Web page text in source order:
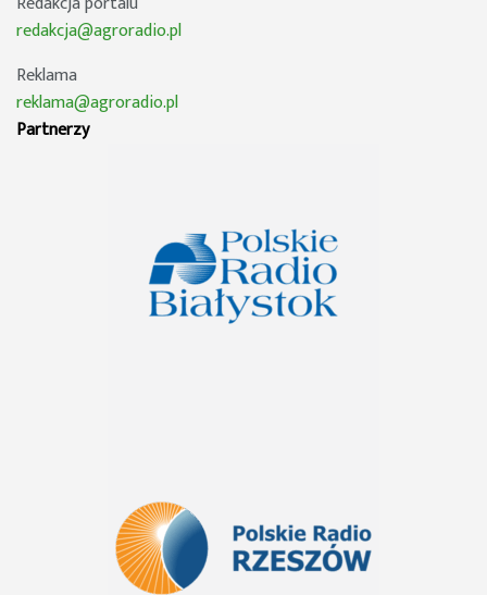
redakcja@agroradio.pl
Reklama
reklama@agroradio.pl
Partnerzy